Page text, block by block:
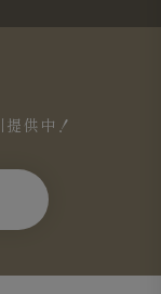
供中！